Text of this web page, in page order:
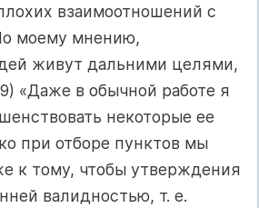
взаимоотношений с
моему мнению,
живут дальними целями,
«Даже в обычной работе я
некоторые ее
при отборе пунктов мы
к тому, чтобы утверждения
валидностью, т. е.